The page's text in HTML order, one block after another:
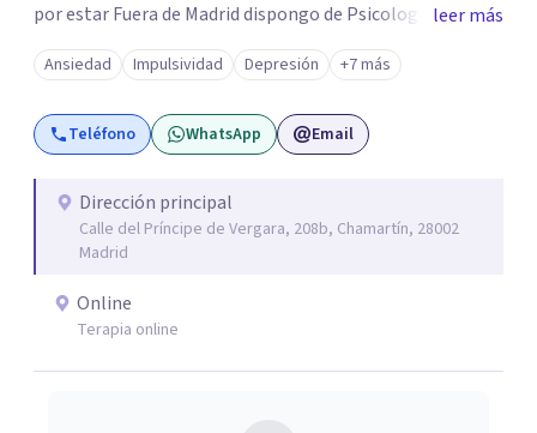
por estar Fuera de Madrid dispongo de Psicología Online.
Mis principales áreas de trabajo se centran en: Ansiedad,
Estrés, Depresión, Fobias, Terapia de Pareja,
infidelidades.
leer más
Ansiedad Impulsividad Depresión +7 más
Teléfono WhatsApp Email
Dirección principal
Calle del Príncipe de Vergara, 208b, Chamartín, 28002
Madrid
Online
Terapia online